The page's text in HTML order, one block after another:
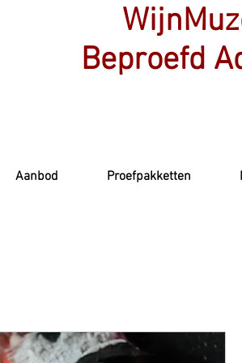
Beproefd
Aanbod Proefpakketten